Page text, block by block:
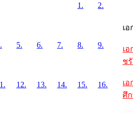
1.
2.
5. 6. 7. 8. 9.
12. 13. 14. 15. 16.
เ
เ
ช
เ
ศึ